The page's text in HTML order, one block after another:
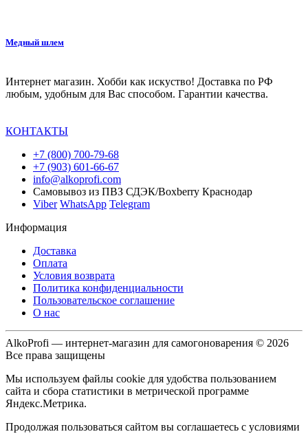
Медный шлем
Интернет магазин. Хобби как искуство! Доставка по РФ
любым, удобным для Вас способом. Гарантии качества.
КОНТАКТЫ
+7 (800) 700-79-68
+7 (903) 601-66-67
info@alkoprofi.com
Самовывоз из ПВЗ СДЭК/Boxberry Краснодар
Viber WhatsApp Telegram
Информация
Доставка
Оплата
Условия возврата
Политика конфиденциальности
Пользовательское соглашение
О нас
AlkoProfi — интернет-магазин для самогоноварения © 2026
Все права защищены
Мы используем файлы cookie для удобства пользованием
сайта и сбора статистики в метрической программе
Яндекс.Метрика.
Продолжая пользоваться сайтом вы соглашаетесь с условиями